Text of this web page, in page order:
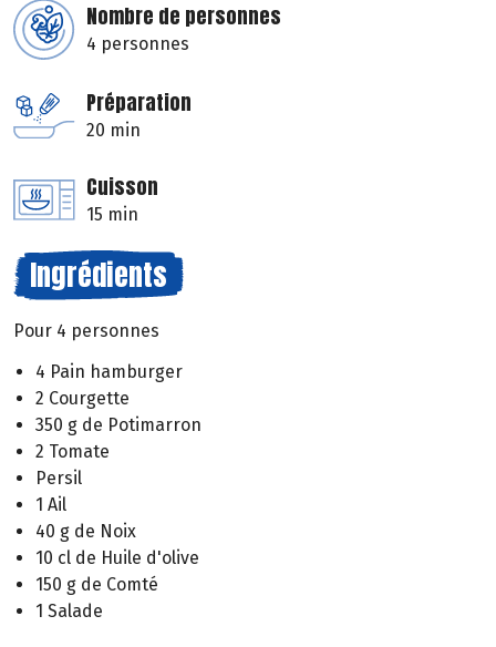
Nombre de personnes
4 personnes
Préparation
20 min
Cuisson
15 min
Ingrédients
Pour 4 personnes
4 Pain hamburger
2 Courgette
350 g de Potimarron
2 Tomate
Persil
1 Ail
40 g de Noix
10 cl de Huile d'olive
150 g de Comté
1 Salade